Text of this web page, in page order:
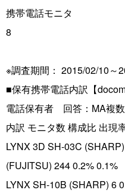
携帯電話モニタ
8
※調査期間： 2015/02/10～
■保有携帯電話内訳【
電話保有者 回答：MA複
内訳 モニタ数 構成比 出現
LYNX 3D SH-03C
(FUJITSU) 244 0.2% 0.1%
LYNX SH-10B (SHARP) 6